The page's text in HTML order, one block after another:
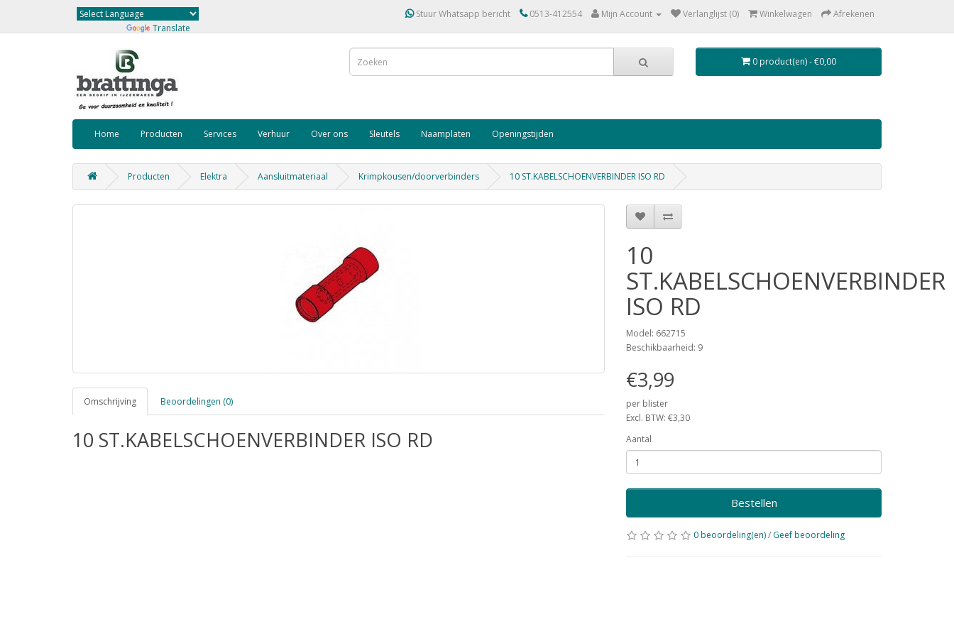
Translate
Stuur Whatsapp bericht 0513-412554 Mijn Account Verlanglijst (0) Winkelwagen Afrekenen
0 product(en) - €0,00
Home Producten Services Verhuur Over ons Sleutels Naamplaten Openingstijden
Producten Elektra Aansluitmateriaal Krimpkousen/doorverbinders 10 ST.KABELSCHOENVERBINDER ISO RD
Omschrijving Beoordelingen (0)
10 ST.KABELSCHOENVERBINDER ISO RD
10
ST.KABELSCHOENVERBINDER
ISO RD
Model: 662715
Beschikbaarheid: 9
€3,99
per blister
Excl. BTW: €3,30
Aantal
Bestellen
0 beoordeling(en)/ Geef beoordeling